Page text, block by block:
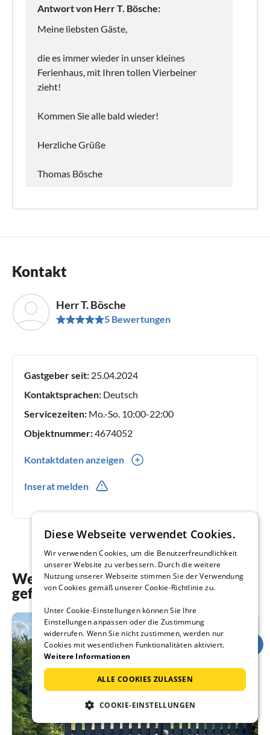
Antwort von Herr T. Bösche:
Meine liebsten Gäste,
die es immer wieder in unser kleines
Ferienhaus, mit Ihren tollen Vierbeiner
zieht!
Kommen Sie alle bald wieder!
Herzliche Grüße
Thomas Bösche
Kontakt
Herr T. Bösche
5 Bewertungen
Gastgeber seit: 25.04.2024
Kontaktsprachen: Deutsch
Servicezeiten: Mo.-So. 10:00-22:00
Objektnummer:4674052
Kontaktdaten anzeigen
Inserat melden
Weitere Unterkünfte, die Ihnen auch
gefallen könnten
Diese Webseite verwendet Cookies.
Wir verwenden Cookies, um die Benutzerfreundlichkeit
unserer Website zu verbessern. Durch die weitere
Nutzung unserer Webseite stimmen Sie der Verwendung
von Cookies gemäß unserer Cookie-Richtlinie zu.
Unter Cookie-Einstellungen können Sie Ihre
Einstellungen anpassen oder die Zustimmung
widerrufen. Wenn Sie nicht zustimmen, werden nur
Cookies mit wesentlichen Funktionalitäten aktiviert.
Weitere Informationen
ALLE COOKIES ZULASSEN
COOKIE-EINSTELLUNGEN